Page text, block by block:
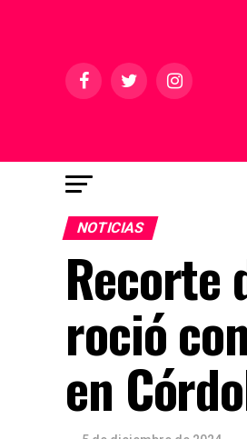
NOTICIAS
Recorte
roció
en